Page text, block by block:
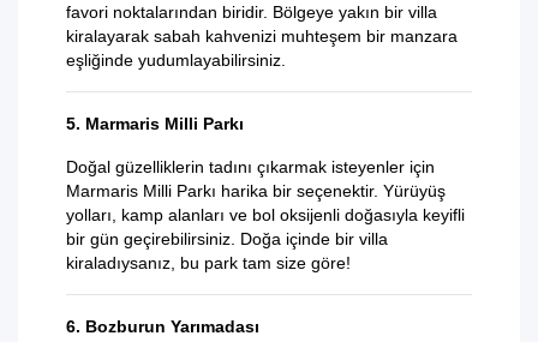
favori noktalarından biridir. Bölgeye yakın bir villa
kiralayarak sabah kahvenizi muhteşem bir manzara
eşliğinde yudumlayabilirsiniz.
5. Marmaris Milli Parkı
Doğal güzelliklerin tadını çıkarmak isteyenler için
Marmaris Milli Parkı harika bir seçenektir. Yürüyüş
yolları, kamp alanları ve bol oksijenli doğasıyla keyifli
bir gün geçirebilirsiniz. Doğa içinde bir villa
kiraladıysanız, bu park tam size göre!
6. Bozburun Yarımadası